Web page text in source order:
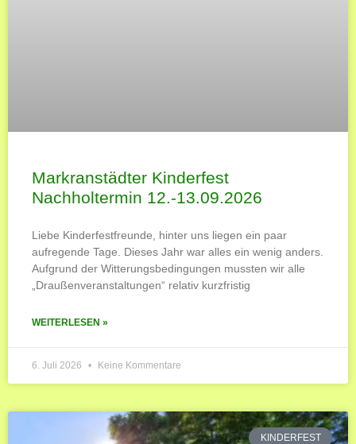
Markranstädter Kinderfest
Nachholtermin 12.-13.09.2026
Liebe Kinderfestfreunde, hinter uns liegen ein paar
aufregende Tage. Dieses Jahr war alles ein wenig anders.
Aufgrund der Witterungsbedingungen mussten wir alle
„Draußenveranstaltungen“ relativ kurzfristig
WEITERLESEN »
6. Juli 2026 Keine Kommentare
KINDERFEST